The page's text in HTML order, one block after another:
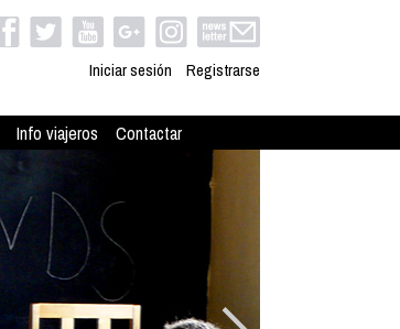
Iniciar sesión Registrarse
Info viajeros Contactar